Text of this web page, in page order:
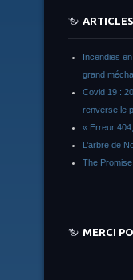
Incendies
grand
Covid 19 :
renverse le
« Erreur
L’arbre de
The
MERCI